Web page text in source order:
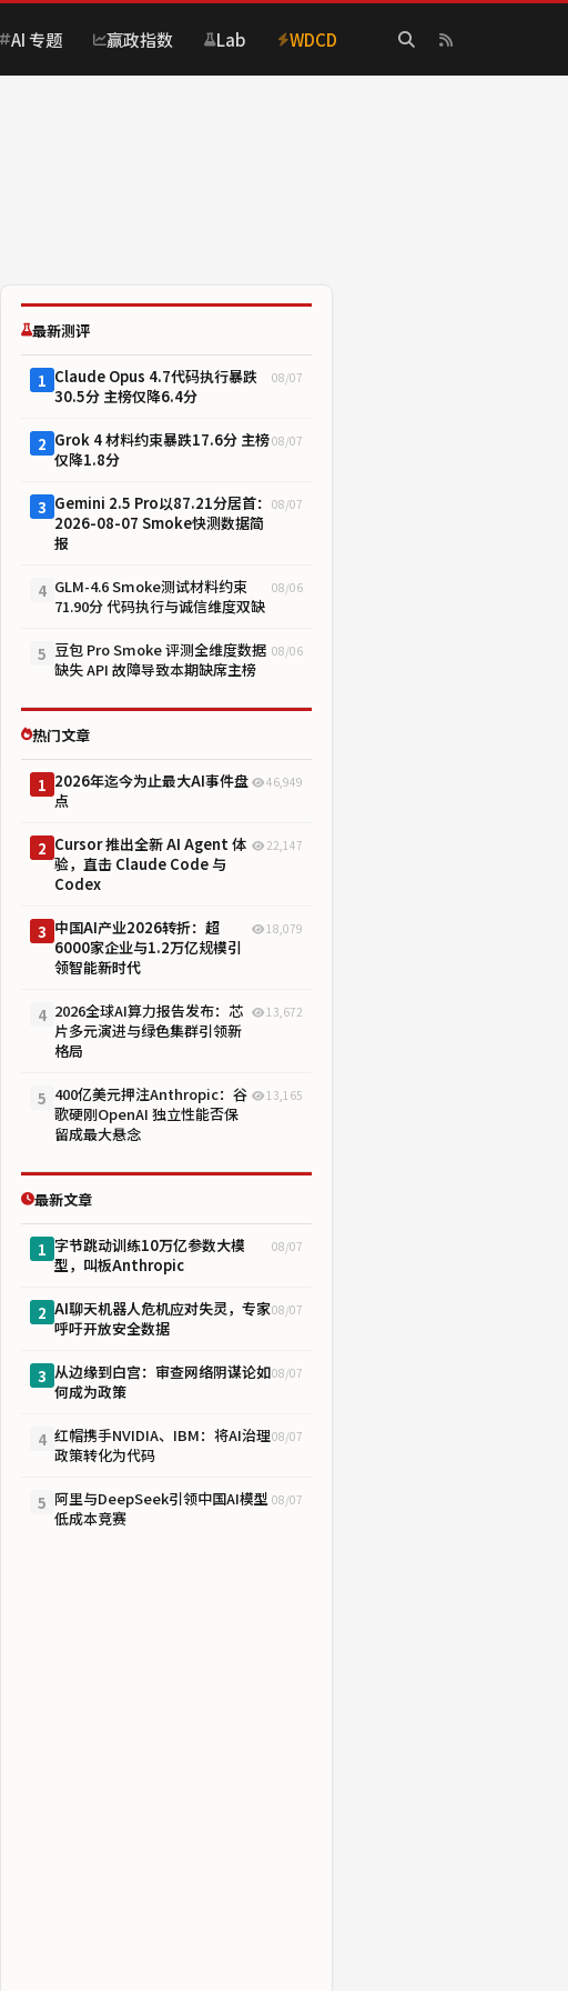
AI 专题 赢政指数 Lab WDCD
最新测评
1 Claude Opus 4.7代码执行暴跌
30.5分 主榜仅降6.4分
08/07
2 Grok 4 材料约束暴跌17.6分 主榜
仅降1.8分
08/07
3 Gemini 2.5 Pro以87.21分居首：
2026-08-07 Smoke快测数据简
报
08/07
4 GLM-4.6 Smoke测试材料约束
71.90分 代码执行与诚信维度双缺
08/06
5 豆包 Pro Smoke 评测全维度数据
缺失 API 故障导致本期缺席主榜
08/06
热门文章
1 2026年迄今为止最大AI事件盘
点
46,949
2 Cursor 推出全新 AI Agent 体
验，直击 Claude Code 与
Codex
22,147
3 中国AI产业2026转折：超
6000家企业与1.2万亿规模引
领智能新时代
18,079
4 2026全球AI算力报告发布：芯
片多元演进与绿色集群引领新
格局
13,672
5 400亿美元押注Anthropic：谷
歌硬刚OpenAI 独立性能否保
留成最大悬念
13,165
最新文章
1 字节跳动训练10万亿参数大模
型，叫板Anthropic
08/07
2 AI聊天机器人危机应对失灵，专家
呼吁开放安全数据
08/07
3 从边缘到白宫：审查网络阴谋论如
何成为政策
08/07
4 红帽携手NVIDIA、IBM：将AI治理
政策转化为代码
08/07
5 阿里与DeepSeek引领中国AI模型
低成本竞赛
08/07